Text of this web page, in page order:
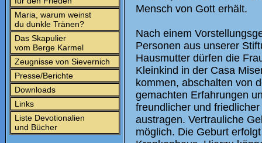
Maria, warum weinst
du dunkle Tränen?
Das Skapulier
vom Berge Karmel
Zeugnisse von Sievernich
Presse/Berichte
Downloads
Links
Liste Devotionalien
und Bücher
Mensch von Gott erhält.
Nach einem
Personen aus unserer
Hausmutter dürfen die
Kleinkind in der Casa
kommen, abschalten von
gemachten Erfahrungen
freundlicher und
austragen. Vertrauliche
möglich. Die Geburt